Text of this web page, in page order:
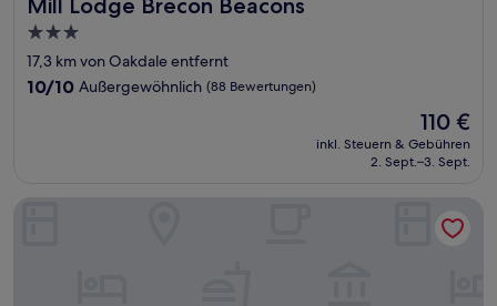
3.0-
Sterne-
Unterkunft
17,3 km von Oakdale entfernt
10.0
10/10 Außergewöhnlich (88 Bewertungen)
Der
Preis
beträgt
110 €
inkl. Steuern & Gebühren
2. Sept.–3. Sept.
Ibis Budget Newport